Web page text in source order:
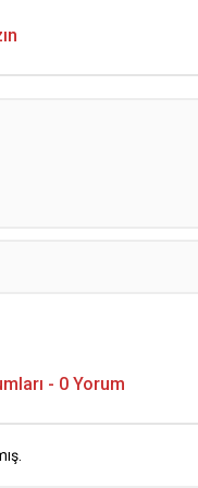
Bakanlığı
İmam
- 0 Yorum